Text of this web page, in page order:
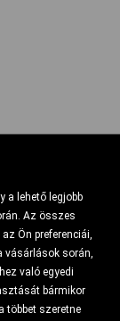
a lehető legjobb
Az összes
Ön preferenciái,
vásárlások során,
való egyedi
bármikor
többet szeretne